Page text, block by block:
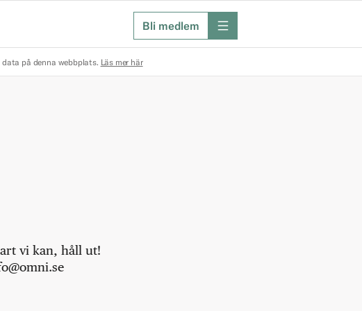
Bli medlem meny
på denna webbplats. Läs mer här
vi kan, håll ut!